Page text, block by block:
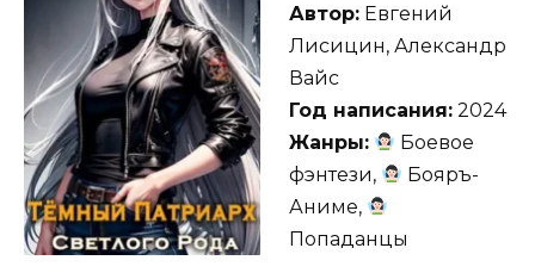
Автор: Евгений
Лисицин, Александр
Вайс
Год написания: 2024
Жанры:
Боевое
фэнтези,
Бояръ-
Аниме,
Попаданцы